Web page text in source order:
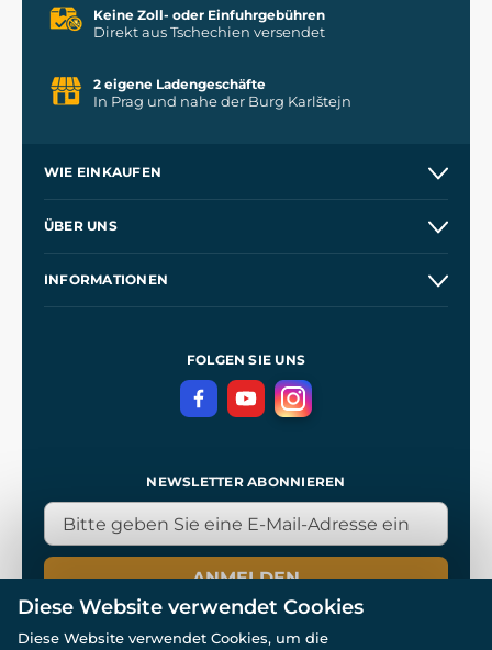
Keine Zoll- oder Einfuhrgebühren
Direkt aus Tschechien versendet
2 eigene Ladengeschäfte
In Prag und nahe der Burg Karlštejn
WIE EINKAUFEN
Kontakt
ÜBER UNS
INFORMATIONEN
DatenschutzerklärungFOLGEN SIE UNS
NEWSLETTER ABONNIEREN
ANMELDEN
Diese Website verwendet Cookies
Diese Website verwendet Cookies, um die